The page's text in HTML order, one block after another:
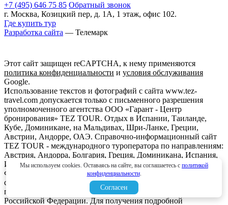
+7 (495) 646 75 85 Обратный звонок
г. Москва, Козицкий пер, д. 1А, 1 этаж, офис 102.
Где купить тур
Разработка сайта — Телемарк
Этот сайт защищен reCAPTCHA, к нему применяются
политика конфиденциальности и условия обслуживания
Google.
Использование текстов и фотографий с сайта www.tez-
travel.com допускается только с письменного разрешения
уполномоченного агентства ООО «Гарант - Центр
бронирования» TEZ TOUR. Отдых в Испании, Таиланде,
Кубе, Доминикане, на Мальдивах, Шри-Ланке, Греции,
Австрии, Андорре, ОАЭ. Справочно-информационный сайт
TEZ TOUR - международного туроператора по направлениям:
Австрия, Андорра, Болгария, Греция, Доминикана, Испания,
Италия, Кипр, Куба, Мальдивы, Мексика, ОАЭ, Таиланд,
Франция, Шри-Ланка. Информация о ценах, указанная на
сайте, не является ни рекламой, ни офертой. определяемой
положениями Статьи 437 (2) Гражданского кодекса
Российской Федерации. Для получения подробной
Мы используем cookies. Оставаясь на сайте, вы соглашаетесь с политикой
конфиденциальности.
Согласен